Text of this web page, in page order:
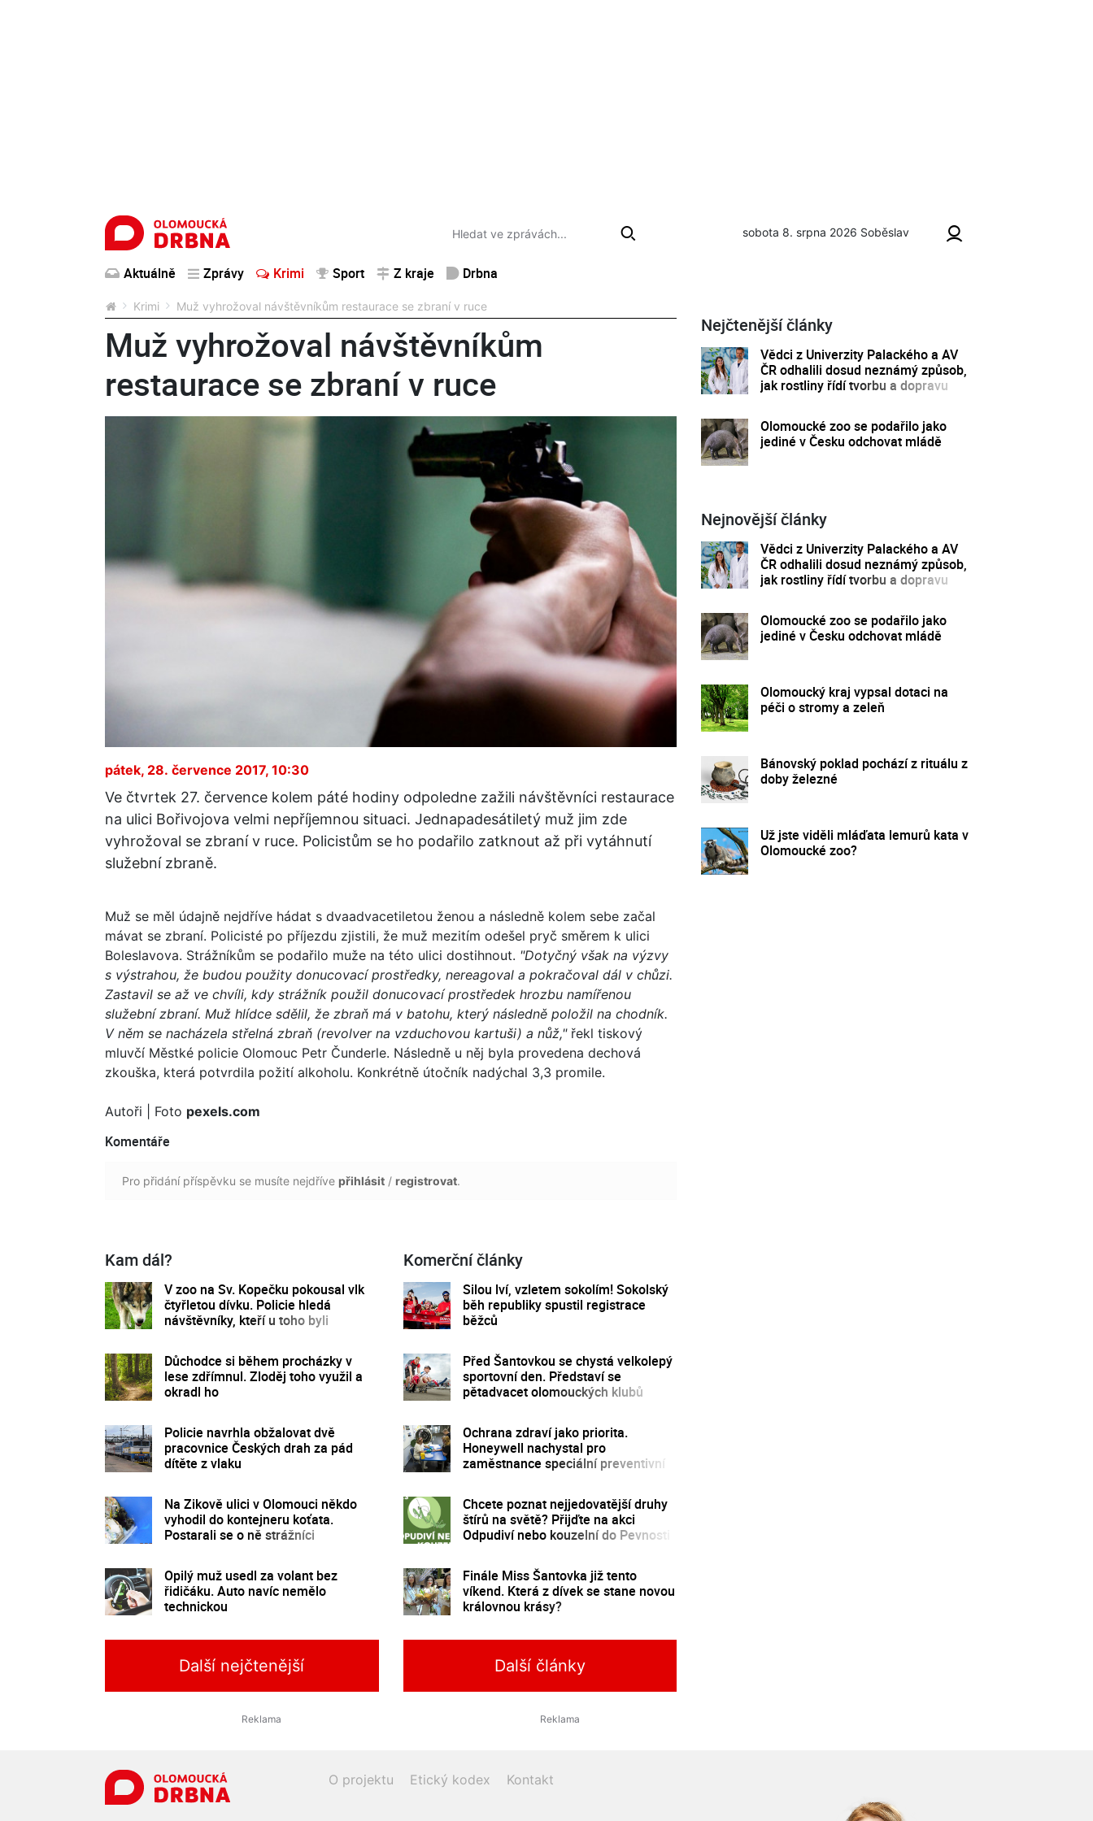
sobota 8. srpna 2026 Soběslav
Aktuálně Zprávy Krimi Sport Z kraje Drbna
Krimi Muž vyhrožoval návštěvníkům restaurace se zbraní v ruce
Muž vyhrožoval návštěvníkům
restaurace se zbraní v ruce
pátek, 28. července 2017, 10:30
Ve čtvrtek 27. července kolem páté hodiny odpoledne zažili návštěvníci restaurace
na ulici Bořivojova velmi nepříjemnou situaci. Jednapadesátiletý muž jim zde
vyhrožoval se zbraní v ruce. Policistům se ho podařilo zatknout až při vytáhnutí
služební zbraně.
Muž se měl údajně nejdříve hádat s dvaadvacetiletou ženou a následně kolem sebe začal
mávat se zbraní. Policisté po příjezdu zjistili, že muž mezitím odešel pryč směrem k ulici
Boleslavova. Strážníkům se podařilo muže na této ulici dostihnout. "Dotyčný však na výzvy
s výstrahou, že budou použity donucovací prostředky, nereagoval a pokračoval dál v chůzi.
Zastavil se až ve chvíli, kdy strážník použil donucovací prostředek hrozbu namířenou
služební zbraní. Muž hlídce sdělil, že zbraň má v batohu, který následně položil na chodník.
V něm se nacházela střelná zbraň (revolver na vzduchovou kartuši) a nůž,"řekl tiskový
mluvčí Městké policie Olomouc Petr Čunderle. Následně u něj byla provedena dechová
zkouška, která potvrdila požití alkoholu. Konkrétně útočník nadýchal 3,3 promile.
Autoři | Foto pexels.com
Komentáře
Pro přidání příspěvku se musíte nejdříve přihlásit / registrovat.
Kam dál?
V zoo na Sv. Kopečku pokousal vlk
čtyřletou dívku. Policie hledá
návštěvníky, kteří u toho byli
Důchodce si během procházky v
lese zdřímnul. Zloděj toho využil a
okradl ho
Policie navrhla obžalovat dvě
pracovnice Českých drah za pád
dítěte z vlaku
Na Zikově ulici v Olomouci někdo
vyhodil do kontejneru koťata.
Postarali se o ně strážníci
Opilý muž usedl za volant bez
řidičáku. Auto navíc nemělo
technickou
Komerční články
Silou lví, vzletem sokolím! Sokolský
běh republiky spustil registrace
běžců
Před Šantovkou se chystá velkolepý
sportovní den. Představí se
pětadvacet olomouckých klubů
Ochrana zdraví jako priorita.
Honeywell nachystal pro
zaměstnance speciální preventivní
Chcete poznat nejjedovatější druhy
štírů na světě? Přijďte na akci
Odpudiví nebo kouzelní do Pevnosti
Finále Miss Šantovka již tento
víkend. Která z dívek se stane novou
královnou krásy?
Další nejčtenější Další články
Nejčtenější články
Vědci z Univerzity Palackého a AV
ČR odhalili dosud neznámý způsob,
jak rostliny řídí tvorbu a dopravu
Olomoucké zoo se podařilo jako
jediné v Česku odchovat mládě
Nejnovější články
Vědci z Univerzity Palackého a AV
ČR odhalili dosud neznámý způsob,
jak rostliny řídí tvorbu a dopravu
Olomoucké zoo se podařilo jako
jediné v Česku odchovat mládě
Olomoucký kraj vypsal dotaci na
péči o stromy a zeleň
Bánovský poklad pochází z rituálu z
doby železné
Už jste viděli mláďata lemurů kata v
Olomoucké zoo?
O projektu Etický kodex Kontakt